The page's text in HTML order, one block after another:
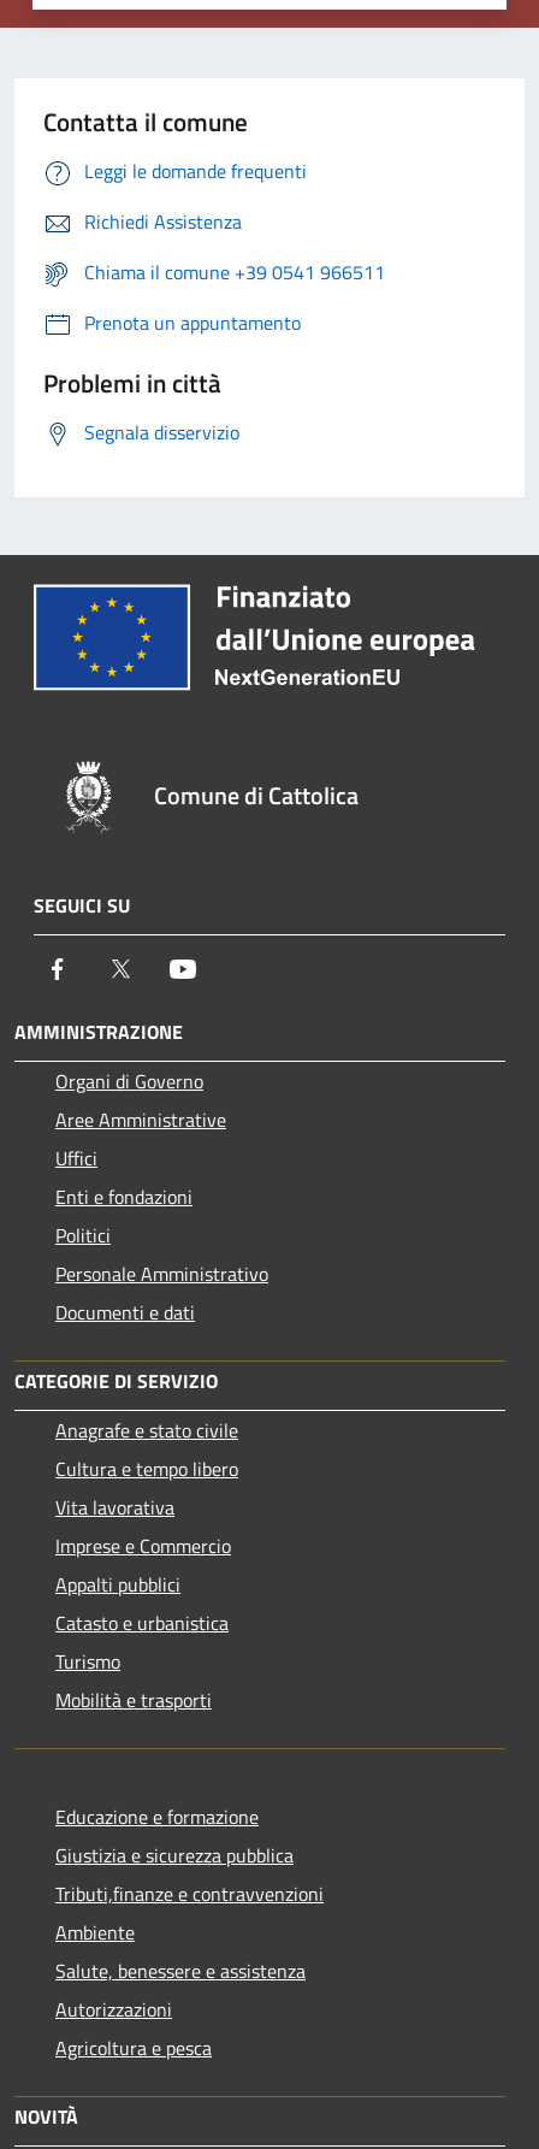
Contatta il comune
Leggi le domande frequenti
Richiedi Assistenza
Chiama il comune +39 0541 966511
Prenota un appuntamento
Problemi in città
Segnala disservizio
Comune di Cattolica
SEGUICI SU
Facebook Twitter
AMMINISTRAZIONE
Organi di Governo
Aree Amministrative
Uffici
Enti e fondazioni
Politici
Personale Amministrativo
Documenti e dati
CATEGORIE DI SERVIZIO
Anagrafe e stato civile
Cultura e tempo libero
Vita lavorativa
Imprese e Commercio
Appalti pubblici
Catasto e urbanistica
Turismo
Mobilità e trasporti
Educazione e formazione
Giustizia e sicurezza pubblica
Tributi,finanze e contravvenzioni
Ambiente
Salute, benessere e assistenza
Autorizzazioni
Agricoltura e pesca
NOVITÀ